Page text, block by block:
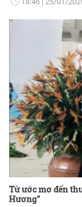
Từ ước mơ đến
Hương”